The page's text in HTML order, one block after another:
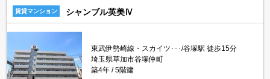
賃貸マンション シャンブル英美Ⅳ
東武伊勢崎線・スカイツ･･･/谷塚駅 徒歩15分
埼玉県草加市谷塚仲町
築4年
5階建